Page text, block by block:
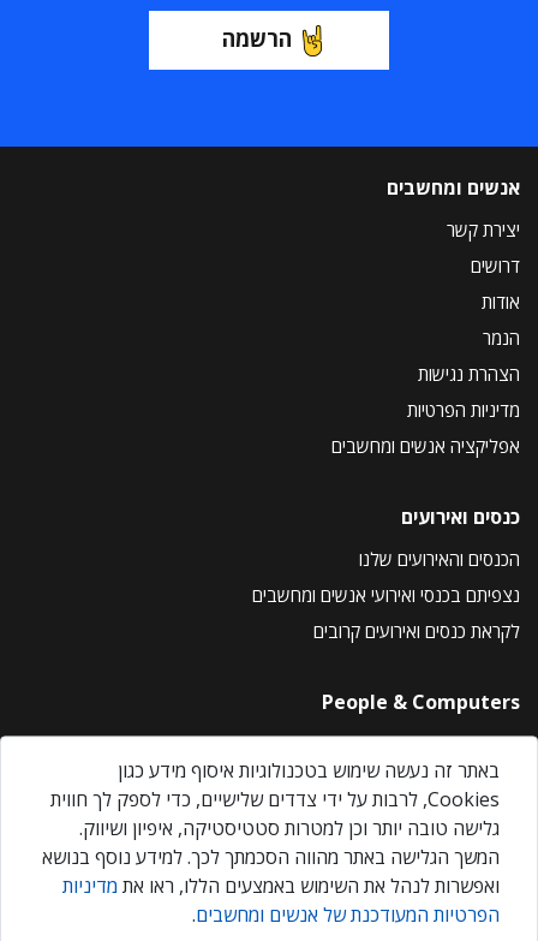
הרשמה
אנשים ומחשבים
יצירת קשר
דרושים
אודות
הנמר
הצהרת נגישות
מדיניות הפרטיות
אפליקציה אנשים ומחשבים
כנסים ואירועים
הכנסים והאירועים שלנו
נצפיתם בכנסי ואירועי אנשים ומחשבים
לקראת כנסים ואירועים קרובים
People & Computers
About Us
Privacy Policy
Contact Us
Our Events
באתר זה נעשה שימוש בטכנולוגיות איסוף מידע כגון
Cookies, לרבות על ידי צדדים שלישיים, כדי לספק לך חווית
גלישה טובה יותר וכן למטרות סטטיסטיקה, איפיון ושיווק.
המשך הגלישה באתר מהווה הסכמתך לכך. למידע נוסף בנושא
ואפשרות לנהל את השימוש באמצעים הללו, ראו את מדיניות
הפרטיות המעודכנת של אנשים ומחשבים.